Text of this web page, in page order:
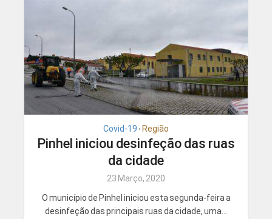
Covid-19 • Região
Pinhel iniciou desinfeção das ruas
da cidade
23 Março, 2020
O município de Pinhel iniciou esta segunda-feira a
desinfeção das principais ruas da cidade, uma...